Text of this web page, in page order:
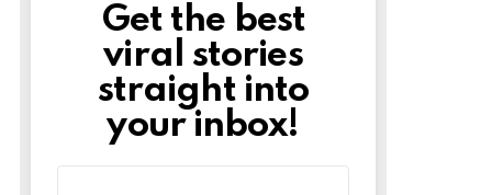
Newslett
Get the best
viral stories
straight into
your inbox!